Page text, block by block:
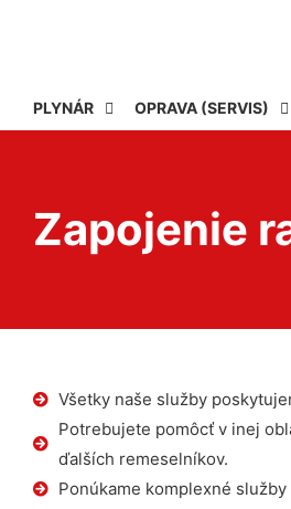
PLYNÁR OPRAVA (SERVIS)
Zapojenie
Všetky naše služby
Potrebujete pomôcť v inej
ďalších remeselníkov.
Ponúkame komplexné